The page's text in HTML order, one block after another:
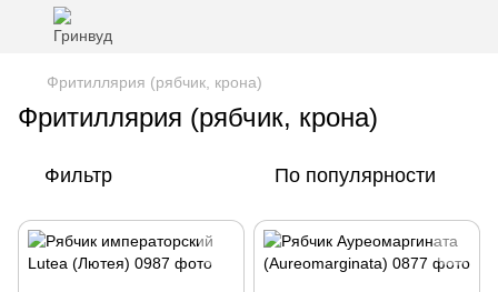
Фритиллярия (рябчик, крона)
Фритиллярия (рябчик, крона)
Фильтр По популярности